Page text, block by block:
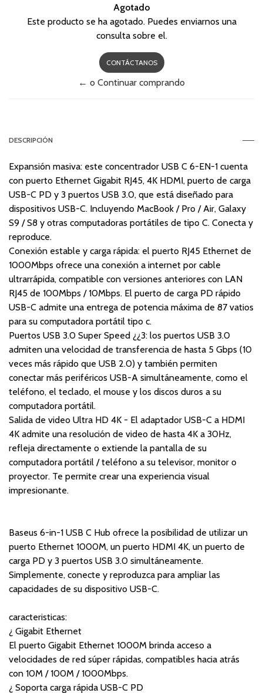
Agotado
Este producto se ha agotado. Puedes enviarnos una
consulta sobre el.
CONTÁCTANOS
← o Continuar comprando
DESCRIPCIÓN
Expansión masiva: este concentrador USB C 6-EN-1 cuenta
con puerto Ethernet Gigabit RJ45, 4K HDMI, puerto de carga
USB-C PD y 3 puertos USB 3.0, que está diseñado para
dispositivos USB-C. Incluyendo MacBook / Pro / Air, Galaxy
S9 / S8 y otras computadoras portátiles de tipo C. Conecta y
reproduce.
Conexión estable y carga rápida: el puerto RJ45 Ethernet de
1000Mbps ofrece una conexión a internet por cable
ultrarrápida, compatible con versiones anteriores con LAN
RJ45 de 100Mbps / 10Mbps. El puerto de carga PD rápido
USB-C admite una entrega de potencia máxima de 87 vatios
para su computadora portátil tipo c.
Puertos USB 3.0 Super Speed ¿¿3: los puertos USB 3.0
admiten una velocidad de transferencia de hasta 5 Gbps (10
veces más rápido que USB 2.0) y también permiten
conectar más periféricos USB-A simultáneamente, como el
teléfono, el teclado, el mouse y los discos duros a su
computadora portátil.
Salida de video Ultra HD 4K - El adaptador USB-C a HDMI
4K admite una resolución de video de hasta 4K a 30Hz,
refleja directamente o extiende la pantalla de su
computadora portátil / teléfono a su televisor, monitor o
proyector. Te permite crear una experiencia visual
impresionante.
Baseus 6-in-1 USB C Hub ofrece la posibilidad de utilizar un
puerto Ethernet 1000M, un puerto HDMI 4K, un puerto de
carga PD y 3 puertos USB 3.0 simultáneamente.
Simplemente, conecte y reproduzca para ampliar las
capacidades de su dispositivo USB-C.
caracteristicas:
¿ Gigabit Ethernet
El puerto Gigabit Ethernet 1000M brinda acceso a
velocidades de red súper rápidas, compatibles hacia atrás
con 10M / 100M / 1000Mbps.
¿ Soporta carga rápida USB-C PD